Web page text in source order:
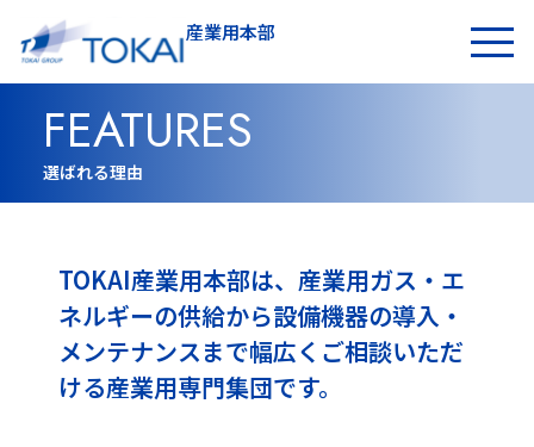
産業用本部
お問い合わせ
FEATURES
選ばれる理由
TOKAI産業用本部は、産業用ガス・エ
ネルギーの供給から設備機器の導入・
メンテナンスまで幅広くご相談いただ
ける産業用専門集団です。